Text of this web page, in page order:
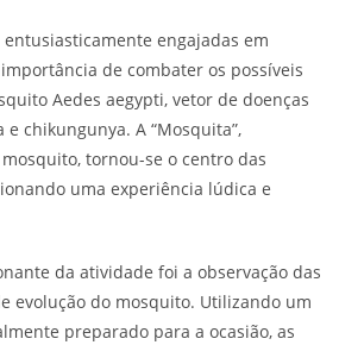
engajadas em
de combater os possíveis
Aedes aegypti, vetor de doenças
e chikungunya. A “Mosquita”,
tornou-se o centro das
uma experiência lúdica e
da atividade foi a observação das
evolução do mosquito. Utilizando um
preparado para a ocasião, as